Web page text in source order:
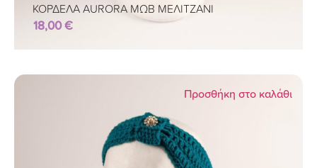
ΚΟΡΔΕΛΑ AURORA ΜΩΒ ΜΕΛΙΤΖΑΝΙ
18,00€
Προσθήκη στο καλάθι